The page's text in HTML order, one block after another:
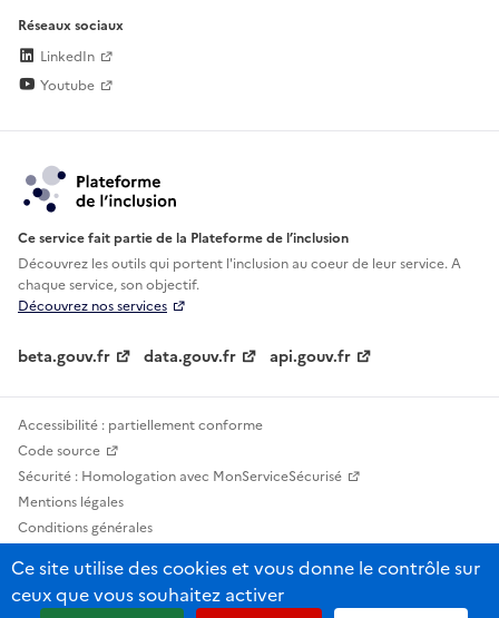
Réseaux sociaux
LinkedIn
Youtube
Ce service fait partie de la Plateforme de l’inclusion
Découvrez les outils qui portent l'inclusion aucoeur de leur service. A
chaque service, son objectif.
Découvrez nos services
beta.gouv.fr data.gouv.fr api.gouv.fr
Accessibilité : partiellement conforme
Code source
Sécurité : Homologation avec MonServiceSécurisé
Mentions légales
Conditions générales
Statistiques, lexiques et indicateurs
Sauf mention contraire, tous les contenus de ce site sont sous licence
Ce site utilise des cookies et vous donne le contrôle sur
ceux que vous souhaitez activer